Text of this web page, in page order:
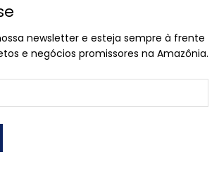
newsletter e esteja sempre à frente
e negócios promissores na Amazônia.